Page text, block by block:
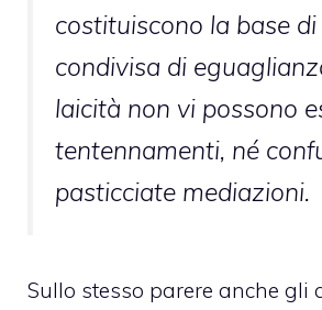
costituiscono la base di
condivisa di
laicità non vi possono
tentennamenti, né
pasticciate mediazioni.
Sullo stesso parere anche gli